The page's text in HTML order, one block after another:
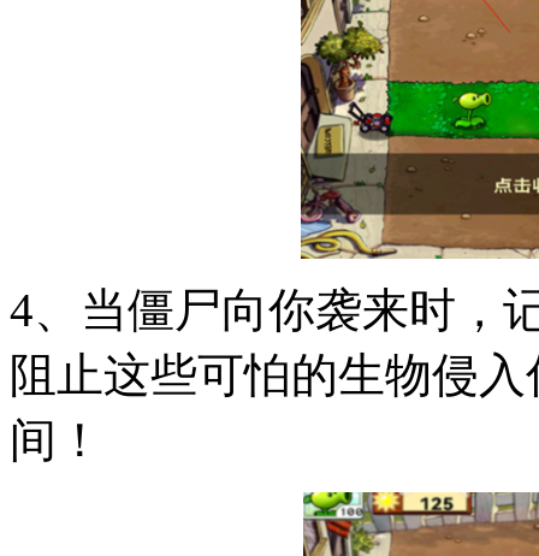
4、当僵尸向你袭来时，
阻止这些可怕的生物侵
间！